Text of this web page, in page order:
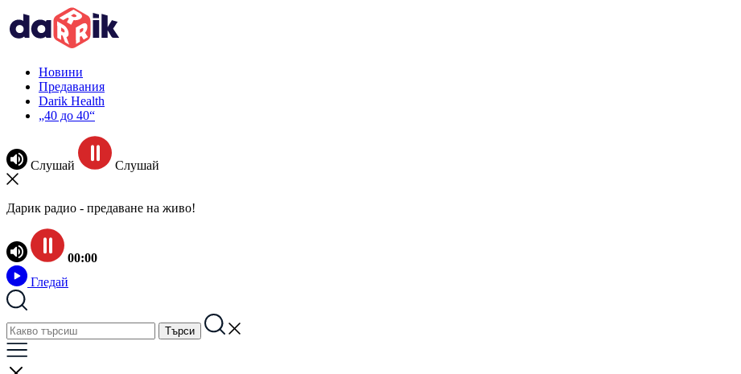
Новини
Предавания
Darik Health
„40 до 40“
Слушай Слушай
Дарик радио - предаване на живо!
00:00
Гледай